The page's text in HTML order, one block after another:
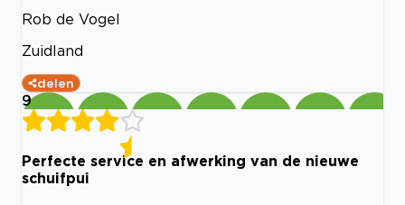
Rob de Vogel
Zuidland
delen
9
Perfecte service en afwerking van de nieuwe
schuifpui